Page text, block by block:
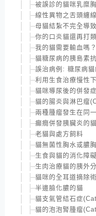
被誤診的貓咪乳糜胸
線性異物之舌頭纏線
母貓結紮不完全導
你的口炎貓還再打
我的貓需要輸血嗎？
貓糖尿病的胰島
誤治病例: 糖尿病
利用生食治療慢性
貓咪導尿後的併發症
貓的腸炎與淋巴
兩種腫瘤發生在同
癲癇併發胰臟炎的貓
老貓與處方飼料
貓無菌性胸水或膿
生食與貓的消化
生肉治療貓的胰
貓咪的全耳道摘除
半邊臉化膿的貓
貓支氣管結石症
貓的泡泡腎腫瘤